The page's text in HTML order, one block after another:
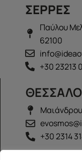
ΣΕΡΡΕΣ
Παύλου
62100
+30 23213
+30 2314